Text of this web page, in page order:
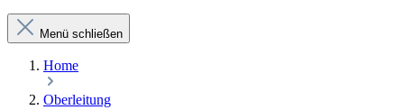
Menü schließen
Home
Oberleitung